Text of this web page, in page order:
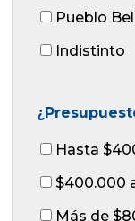
Pueblo
Indistinto
Hasta
$400.000
Más de